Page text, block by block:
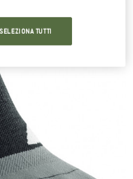
SELEZIONA TUTTI